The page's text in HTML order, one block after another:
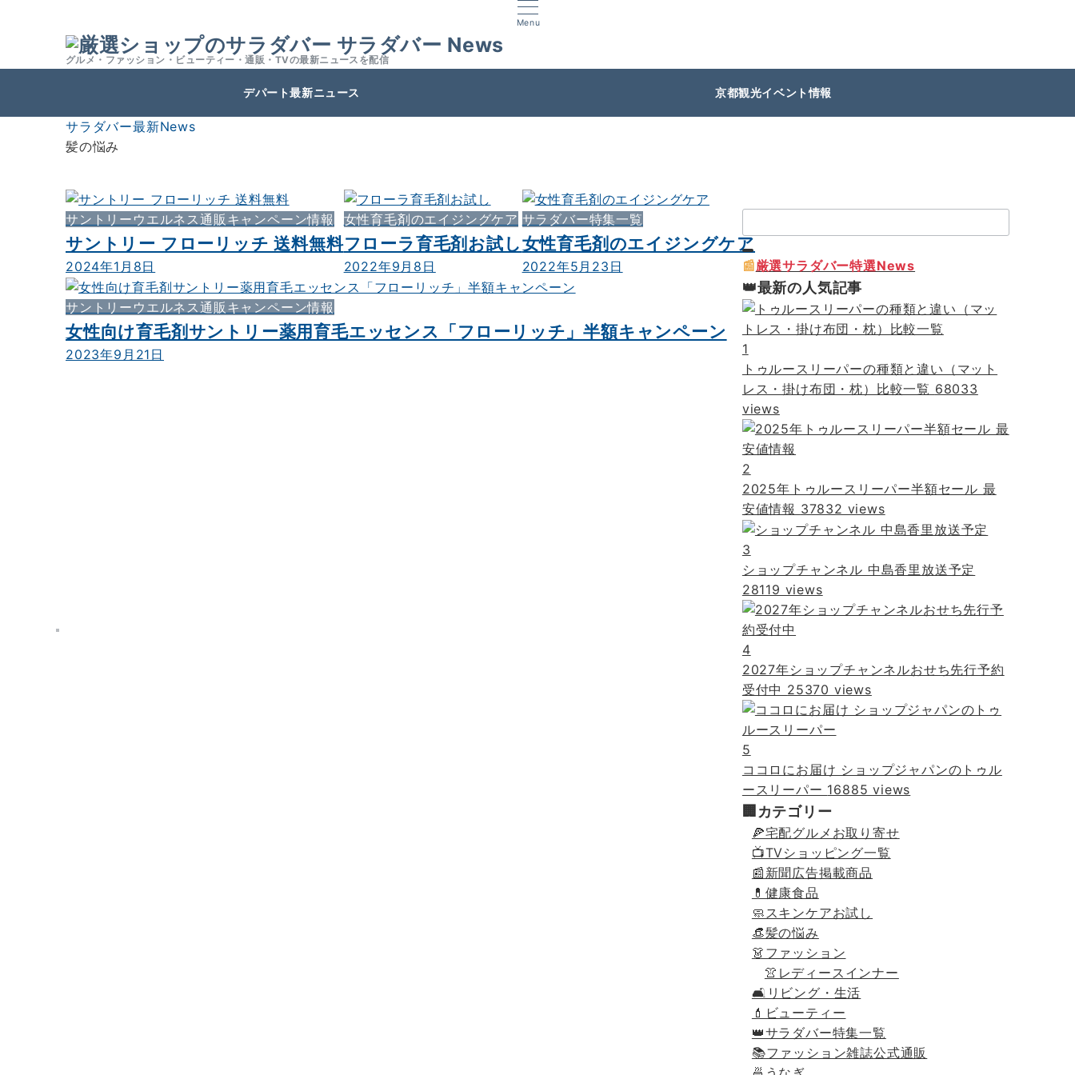
Menu
サラダバー News
グルメ・ファッション・ビューティー・通販・TVの最新ニュースを配信
デパート最新ニュース 京都観光イベント情報
サラダバー最新News
髪の悩み
サントリーウエルネス通販キャンペーン情報
サントリー フローリッチ 送料無料
2024年1月8日
女性育毛剤のエイジングケア
フローラ育毛剤お試し
2022年9月8日
サラダバー特集一覧
女性育毛剤のエイジングケア
2022年5月23日
サントリーウエルネス通販キャンペーン情報
女性向け育毛剤サントリー薬用育毛エッセンス「フローリッチ」半額キャンペーン
2023年9月21日
索：
📰厳選サラダバー特選News
👑最新の人気記事
1
トゥルースリーパーの種類と違い（マット
レス・掛け布団・枕）比較一覧 68033
views
2
2025年トゥルースリーパー半額セール 最
安値情報 37832 views
3
ショップチャンネル 中島香里放送予定
28119 views
4
2027年ショップチャンネルおせち先行予約
受付中 25370 views
5
ココロにお届け ショップジャパンのトゥル
ースリーパー 16885 views
🏢カテゴリー
🍕宅配グルメお取り寄せ
📺TVショッピング一覧
📰新聞広告掲載商品
💊健康食品
🧼スキンケアお試し
👒髪の悩み
👗ファッション
👚レディースインナー
🛋リビング・生活
💄ビューティー
👑サラダバー特集一覧
📚ファッション雑誌公式通販